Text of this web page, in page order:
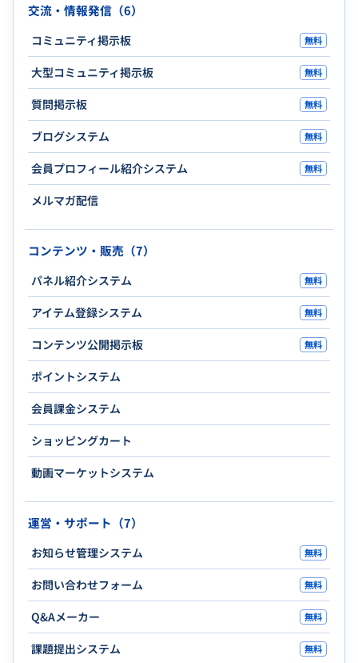
交流・情報発信（6）
コミュニティ掲示板 無料
大型コミュニティ掲示板 無料
質問掲示板 無料
ブログシステム 無料
会員プロフィール紹介システム 無料
メルマガ配信
コンテンツ・販売（7）
パネル紹介システム 無料
アイテム登録システム 無料
コンテンツ公開掲示板 無料
ポイントシステム
会員課金システム
ショッピングカート
動画マーケットシステム
運営・サポート（7）
お知らせ管理システム 無料
お問い合わせフォーム 無料
Q&Aメーカー 無料
課題提出システム 無料